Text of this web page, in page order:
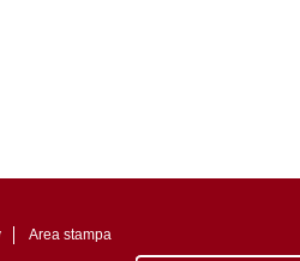
Area stampa